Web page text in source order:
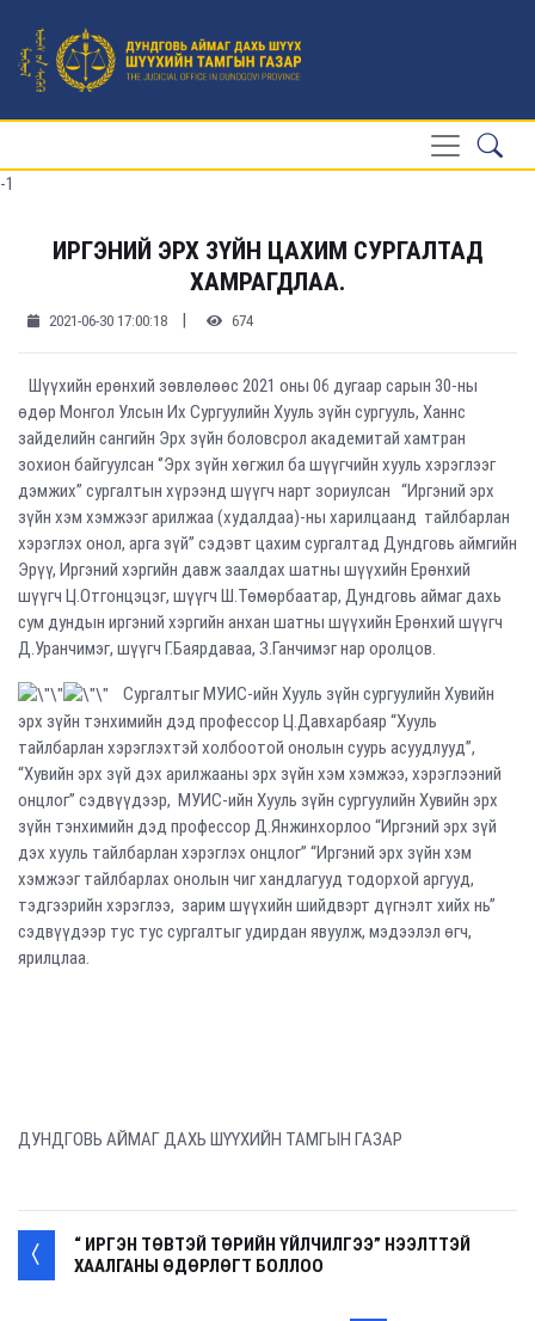
-1
ИРГЭНИЙ ЭРХ ЗҮЙН ЦАХИМ СУРГАЛТАД
ХАМРАГДЛАА.
2021-06-30 17:00:18 | 674
Шүүхийн ерөнхий зөвлөлөөс 2021 оны 06 дугаар сарын 30-ны
өдөр Монгол Улсын Их Сургуулийн Хууль зүйн сургууль, Ханнс
зайделийн сангийн Эрх зүйн боловсрол академитай хамтран
зохион байгуулсан ‘’Эрх зүйн хөгжил ба шүүгчийн хууль хэрэглээг
дэмжих’’ сургалтын хүрээнд шүүгч нарт зориулсан “Иргэний эрх
зүйн хэм хэмжээг арилжаа (худалдаа)-ны харилцаанд тайлбарлан
хэрэглэх онол, арга зүй” сэдэвт цахим сургалтад Дундговь аймгийн
Эрүү, Иргэний хэргийн давж заалдах шатны шүүхийн Ерөнхий
шүүгч Ц.Отгонцэцэг, шүүгч Ш.Төмөрбаатар, Дундговь аймаг дахь
сум дундын иргэний хэргийн анхан шатны шүүхийн Ерөнхий шүүгч
Д.Уранчимэг, шүүгч Г.Баярдаваа, З.Ганчимэг нар оролцов.
Сургалтыг МУИС-ийн Хууль зүйн сургуулийн Хувийн
эрх зүйн тэнхимийн дэд профессор Ц.Давхарбаяр “Хууль
тайлбарлан хэрэглэхтэй холбоотой онолын суурь асуудлууд”,
“Хувийн эрх зүй дэх арилжааны эрх зүйн хэм хэмжээ, хэрэглээний
онцлог” сэдвүүдээр, МУИС-ийн Хууль зүйн сургуулийн Хувийн эрх
зүйн тэнхимийн дэд профессор Д.Янжинхорлоо “Иргэний эрх зүй
дэх хууль тайлбарлан хэрэглэх онцлог” “Иргэний эрх зүйн хэм
хэмжээг тайлбарлах онолын чиг хандлагууд тодорхой аргууд,
тэдгээрийн хэрэглээ, зарим шүүхийн шийдвэрт дүгнэлт хийх нь”
сэдвүүдээр тус тус сургалтыг удирдан явуулж, мэдээлэл өгч,
ярилцлаа.
ДУНДГОВЬ АЙМАГ ДАХЬ ШҮҮХИЙН ТАМГЫН ГАЗАР
“ ИРГЭН ТӨВТЭЙ ТӨРИЙН ҮЙЛЧИЛГЭЭ” НЭЭЛТТЭЙ
ХААЛГАНЫ ӨДӨРЛӨГТ БОЛЛОО